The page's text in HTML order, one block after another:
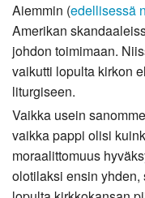
Aiemmin (edellisessä
Amerikan
johdon toimimaan.
vaikutti lopulta kirkon
liturgiseen.
Vaikka usein
vaikka pappi olisi
moraalittomuus
olotilaksi ensin